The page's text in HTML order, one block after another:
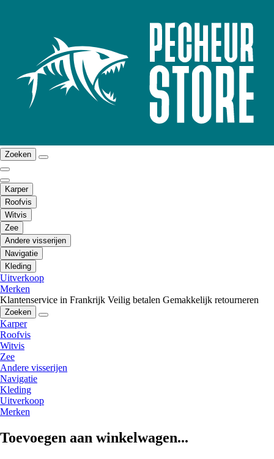
Zoeken
Karper
Roofvis
Witvis
Zee
Andere visserijen
Navigatie
Kleding
Uitverkoop
Merken
Klantenservice in Frankrijk Veilig betalen Gemakkelijk retourneren
Zoeken
Karper
Roofvis
Witvis
Zee
Andere visserijen
Navigatie
Kleding
Uitverkoop
Merken
Toevoegen aan winkelwagen...